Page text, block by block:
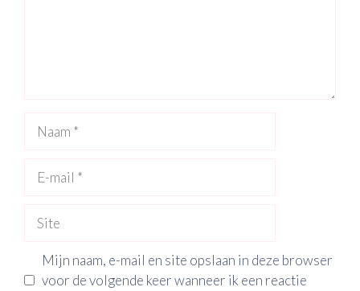
mail
Mijn naam, e-mail en site opslaan in deze browser
voor de volgende keer wanneer ik een reactie